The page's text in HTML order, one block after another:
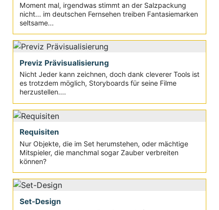
Moment mal, irgendwas stimmt an der Salzpackung
nicht... im deutschen Fernsehen treiben Fantasiemarken
seltsame...
Previz Prävisualisierung
Nicht Jeder kann zeichnen, doch dank cleverer Tools ist
es trotzdem möglich, Storyboards für seine Filme
herzustellen....
Requisiten
Nur Objekte, die im Set herumstehen, oder mächtige
Mitspieler, die manchmal sogar Zauber verbreiten
können?
Set-Design